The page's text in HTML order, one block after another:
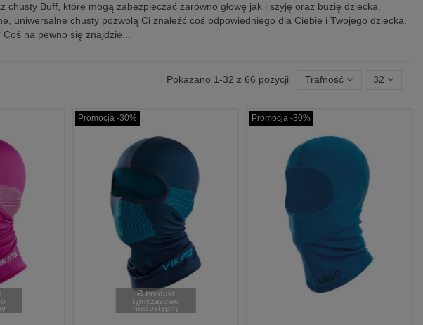
Buff, które mogą zabezpieczać zarówno głowę jak i szyję oraz buzię dziecka.
uniwersalne chusty pozwolą Ci znaleźć coś odpowiedniego dla Ciebie i Twojego dziecka.
na pewno się znajdzie...
Pokazano 1-32 z 66 pozycji Trafność 32
Promocja -30%
Produkt
tymczasowo
niedostępny
Promocja -30%